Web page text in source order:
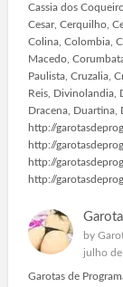
Cassia dos
Cesar, Cerquilho,
Colina, Colombia,
Macedo,
Paulista, Cruzalia,
Reis, Divinolandia,
Dracena, Duartina,
http://
http://
http://
http://
by
julho
Garotas de